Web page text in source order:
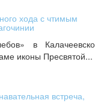
хода с чтимым
в
иконы Пресвятой...
встреча,